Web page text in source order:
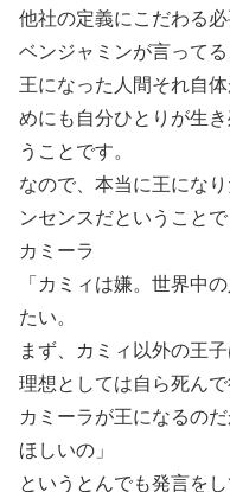
他社の定義にこだわる必
ベンジャミンが言ってる
王になった人間それ自
めにも自分ひとりが生
うことです。
なので、本当に王にな
ンセンスだということで
カミーラ
「カミィは嫌。世界中
たい。
まず、カミィ以外の王子
理想としては自ら死んで
カミーラが王になるの
ほしいの」
というとんでも発言をし